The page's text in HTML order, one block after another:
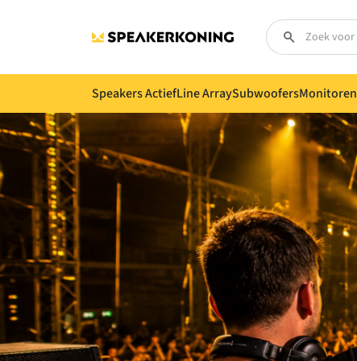
Speakers ActiefLine ArraySubwoofersMonitoren